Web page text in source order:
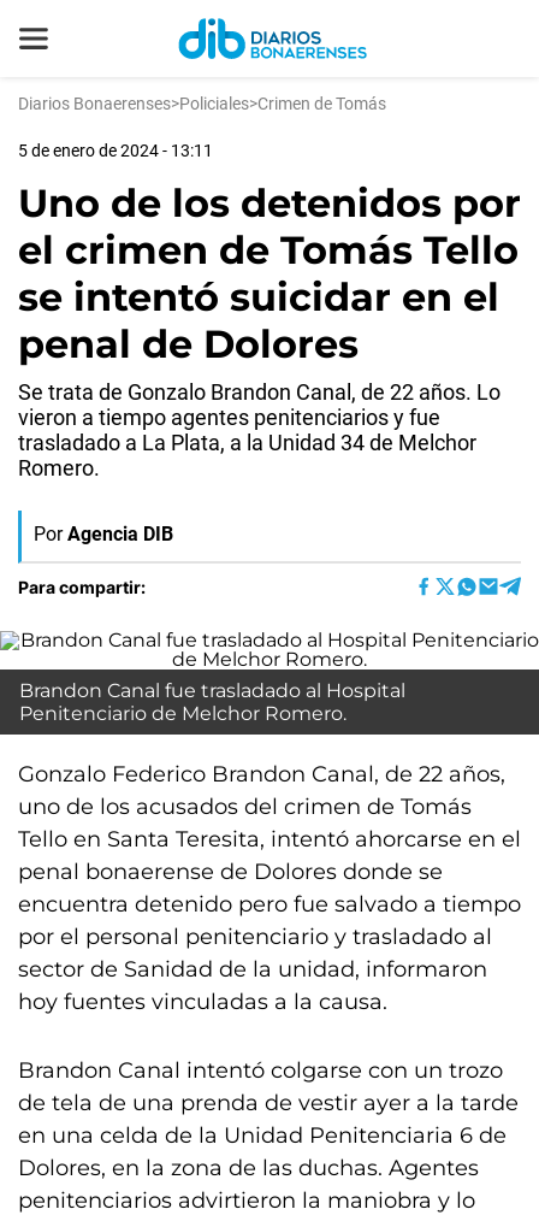
Diarios Bonaerenses>Policiales>Crimen de Tomás
5 de enero de 2024 - 13:11
Uno de los detenidos por
el crimen de Tomás Tello
se intentó suicidar en el
penal de Dolores
Se trata de Gonzalo Brandon Canal, de 22 años. Lo
vieron a tiempo agentes penitenciarios y fue
trasladado a La Plata, a la Unidad 34 de Melchor
Romero.
Por Agencia DIB
Para compartir:
Brandon Canal fue trasladado al Hospital
Penitenciario de Melchor Romero.
Gonzalo Federico Brandon Canal, de 22 años,
uno de los acusados del crimen de Tomás
Tello en Santa Teresita, intentó ahorcarse en el
penal bonaerense de Dolores donde se
encuentra detenido pero fue salvado a tiempo
por el personal penitenciario y trasladado al
sector de Sanidad de la unidad, informaron
hoy fuentes vinculadas a la causa.
Brandon Canal intentó colgarse con un trozo
de tela de una prenda de vestir ayer a la tarde
en una celda de la Unidad Penitenciaria 6 de
Dolores, en la zona de las duchas. Agentes
penitenciarios advirtieron la maniobra y lo